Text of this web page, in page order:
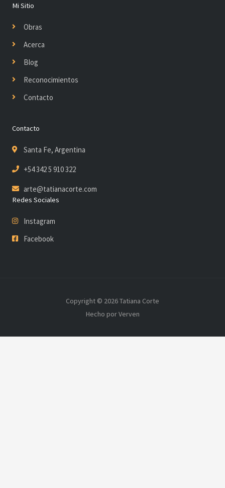
Mi Sitio
Obras
Acerca
Blog
Reconocimientos
Contacto
Contacto
Santa Fe, Argentina
+54 342 5 910 322
arte@tatianacorte.com
Redes Sociales
Instagram
Facebook
Copyright © 2026 Tatiana Corte
Hecho por Verven